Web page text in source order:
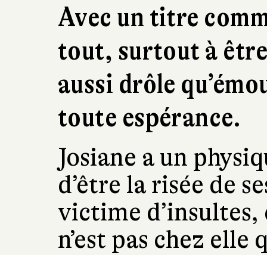
Avec un titre
tout, surtout à
aussi drôle
toute espérance.
Josiane a un
d’être la risée de
victime
n’est pas chez elle